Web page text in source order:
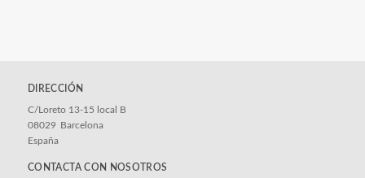
DIRECCIÓN
C/Loreto 13-15 local B
08029 Barcelona
España
CONTACTA CON NOSOTROS